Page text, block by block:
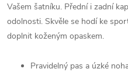
Vašem šatníku. Přední i zadní
odolnosti. Skvěle se hodí ke
doplnit koženým opaskem.
Pravidelný pas a úzké